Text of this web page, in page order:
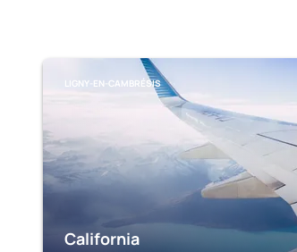
LIGNY-EN-CAMBRÉSIS
California